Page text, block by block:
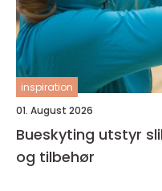
inspiration
01. August 2026
Bueskyting utstyr slik velger man riktig bue
og tilbehør